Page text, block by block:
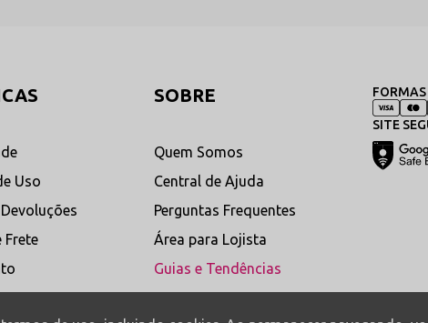
Uso
Frete
SOBRE
Quem Somos
Central de Ajuda
Perguntas Frequentes
Área para Lojista
Guias e Tendências
SITE